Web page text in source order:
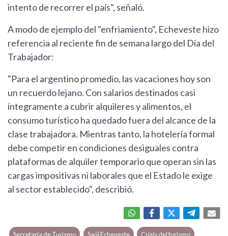
intento de recorrer el país", señaló.
A modo de ejemplo del "enfriamiento", Echeveste hizo
referencia al reciente fin de semana largo del Día del
Trabajador:
"Para el argentino promedio, las vacaciones hoy son
un recuerdo lejano. Con salarios destinados casi
íntegramente a cubrir alquileres y alimentos, el
consumo turístico ha quedado fuera del alcance de la
clase trabajadora. Mientras tanto, la hotelería formal
debe competir en condiciones desiguales contra
plataformas de alquiler temporario que operan sin las
cargas impositivas ni laborales que el Estado le exige
al sector establecido", describió.